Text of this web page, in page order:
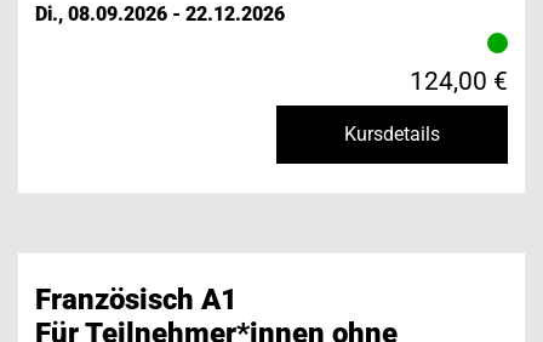
Di., 08.09.2026 - 22.12.2026
124,00 €
Kursdetails
Französisch A1
Für Teilnehmer*innen ohne